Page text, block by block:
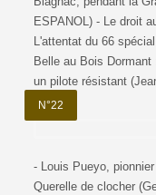
ESPANOL) - Le droit
L'attentat du 66
Belle au Bois
un pilote résistant
N°22
- Louis Pueyo,
Querelle de clocher